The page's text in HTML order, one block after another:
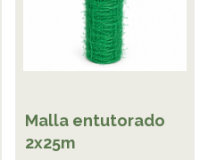
Malla entutorado
2x25m